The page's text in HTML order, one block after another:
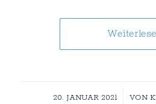
20. JANUAR 2021
/ VON